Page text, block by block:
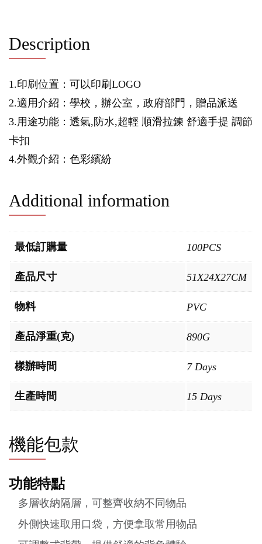
Description
1.印刷位置：可以印刷LOGO
2.適用介紹：學校，辦公室，政府部門，贈品派送
3.用途功能：透氣,防水,超輕 順滑拉鍊 舒適手提 調節
卡扣
4.外觀介紹：色彩繽紛
Additional information
最低訂購量 100PCS
產品尺寸 51X24X27CM
物料 PVC
產品淨重(克) 890G
樣辦時間 7 Days
生產時間 15 Days
機能包款
功能特點
多層收納隔層，可整齊收納不同物品
外側快速取用口袋，方便拿取常用物品